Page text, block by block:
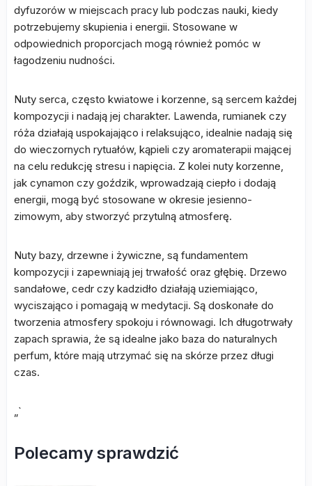
dyfuzorów w miejscach pracy lub podczas nauki, kiedy
potrzebujemy skupienia i energii. Stosowane w
odpowiednich proporcjach mogą również pomóc w
łagodzeniu nudności.
Nuty serca, często kwiatowe i korzenne, są sercem każdej
kompozycji i nadają jej charakter. Lawenda, rumianek czy
róża działają uspokajająco i relaksująco, idealnie nadają się
do wieczornych rytuałów, kąpieli czy aromaterapii mającej
na celu redukcję stresu i napięcia. Z kolei nuty korzenne,
jak cynamon czy goździk, wprowadzają ciepło i dodają
energii, mogą być stosowane w okresie jesienno-
zimowym, aby stworzyć przytulną atmosferę.
Nuty bazy, drzewne i żywiczne, są fundamentem
kompozycji i zapewniają jej trwałość oraz głębię. Drzewo
sandałowe, cedr czy kadzidło działają uziemiająco,
wyciszająco i pomagają w medytacji. Są doskonałe do
tworzenia atmosfery spokoju i równowagi. Ich długotrwały
zapach sprawia, że są idealne jako baza do naturalnych
perfum, które mają utrzymać się na skórze przez długi
czas.
„`
Polecamy sprawdzić